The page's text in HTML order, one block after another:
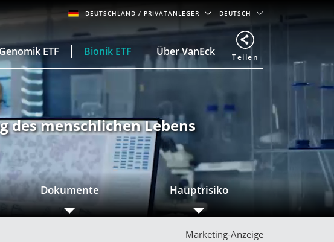
DEUTSCHLAND/ PRIVATANLEGER DEUTSCH
ETF Bionik ETF Über VanEck Teilen
des menschlichen Lebens
Dokumente Hauptrisiko
Marketing-Anzeige